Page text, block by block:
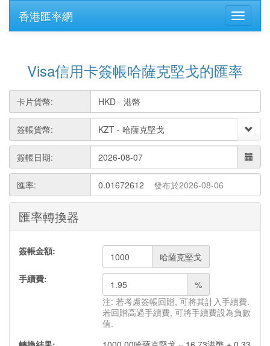
香港匯率網
Visa信用卡簽帳哈薩克堅戈的匯率
卡片貨幣:
簽帳貨幣:
簽帳日期:
匯率: 0.01672612 發布於2026-08-06
匯率轉換器
簽帳金額:
哈薩克堅戈
手續費:
%
注: 若考慮簽帳回贈, 可將其計入手續費.
若回贈高過手續費, 可將手續費設為負數
值.